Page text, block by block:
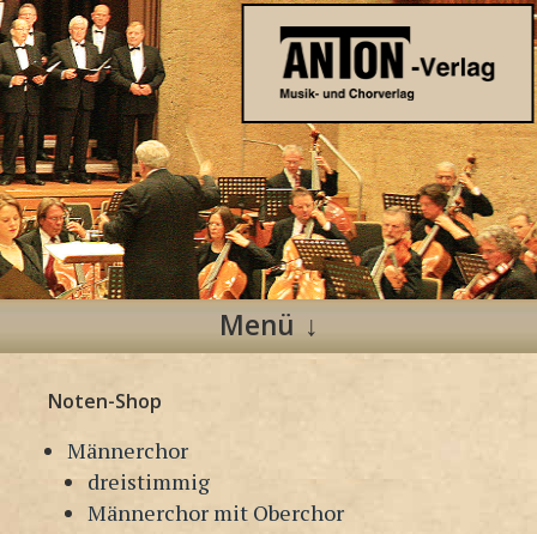
Anton Verlag
Musik- und Chorverlag
Menü
Inhalt
springen
Noten-Shop
Männerchor
dreistimmig
Männerchor mit Oberchor